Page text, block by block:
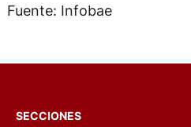
Fuente: Infobae
SECCIONES